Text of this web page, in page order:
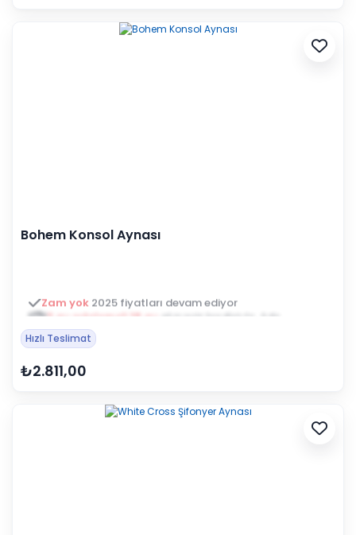
Bohem Konsol Aynası
3 ay ertelemeli 18 ayalışveriş kredisiyle öde
Hızlı Teslimat
₺2.811,00